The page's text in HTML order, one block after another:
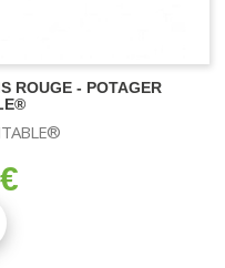
ROUGE - POTAGER